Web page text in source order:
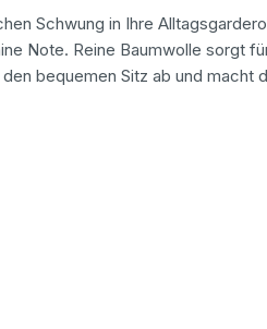
Schwung in Ihre
Note. Reine Baumwolle sorgt
bequemen Sitz ab und macht